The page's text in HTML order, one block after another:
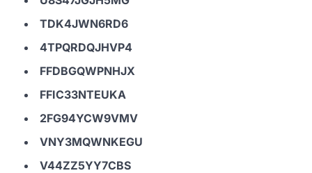
TDK4JWN6RD6
4TPQRDQJHVP4
FFDBGQWPNHJX
FFIC33NTEUKA
2FG94YCW9VMV
VNY3MQWNKEGU
V44ZZ5YY7CBS